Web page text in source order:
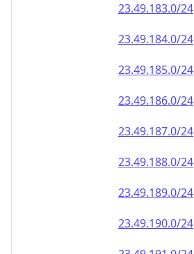
23.49.189.0/24
23.49.190.0/24
23.49.191.0/24
23.49.192.0/24
23.49.193.0/24
23.49.194.0/24
23.49.195.0/24
23.49.196.0/24